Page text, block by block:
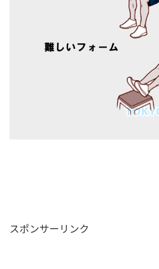
スポンサーリンク